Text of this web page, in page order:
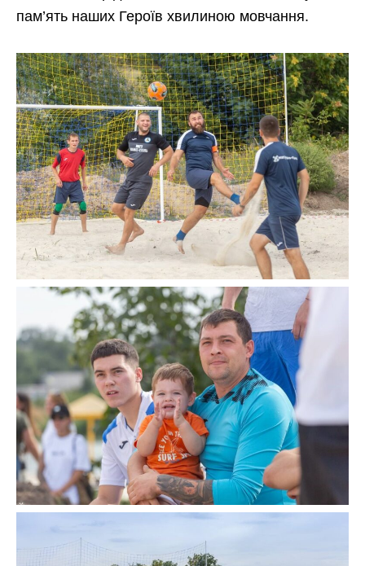
пам’ять наших Героїв хвилиною мовчання.